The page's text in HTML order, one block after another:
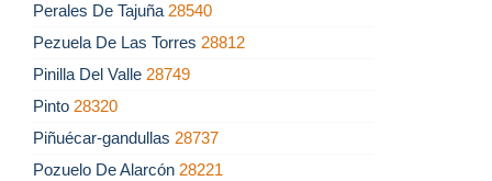
Perales De Tajuña 28540
Pezuela De Las Torres 28812
Pinilla Del Valle 28749
Pinto 28320
Piñuécar-gandullas 28737
Pozuelo De Alarcón 28221